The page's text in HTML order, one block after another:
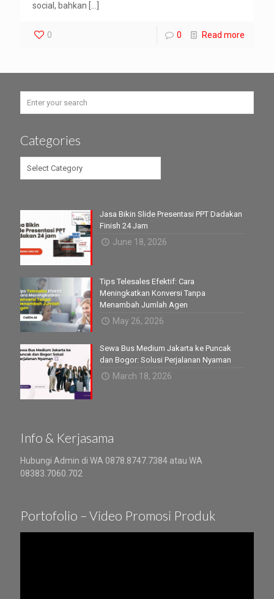
social, bahkan […]
0 0 Read more
Categories
Categories
Jasa Bikin Slide Presentasi PPT Dadakan
Finish 24 Jam
June 18, 2026
Tips Telesales Efektif: Cara
Meningkatkan Konversi Tanpa
Menambah Jumlah Agen
May 26, 2026
Sewa Bus Medium Jakarta ke Puncak
dan Bogor: Solusi Perjalanan Nyaman
March 18, 2026
Info & Kerjasama
Hubungi Admin di WA 0878.8747.7384 atau WA
08383.7060.702
Portofolio – Video Promosi Produk